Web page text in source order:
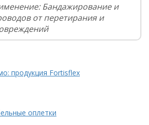
Бандажирование и
от перетирания и
продукция Fortisflex
оплетки